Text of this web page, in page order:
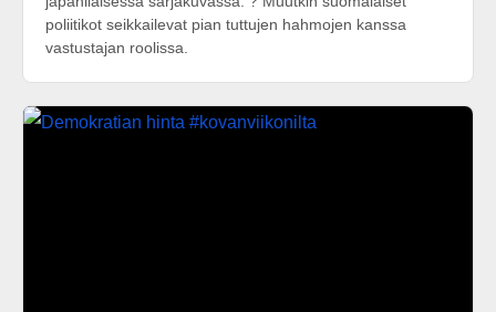
poliitikot seikkailevat pian tuttujen hahmojen kanssa
vastustajan roolissa.